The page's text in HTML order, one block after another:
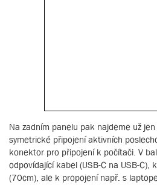
Na zadním panelu pak najdeme už
symetrické připojení aktivních
konektor pro připojení k počítači. V
odpovídající kabel (USB-C na USB-C),
(70cm), ale k propojení např. s